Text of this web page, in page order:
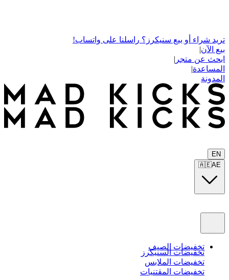
تريد شراء أو بيع سنيكرز؟ راسلنا على واتساب!
بيع الآن|
ابحث عن متجر |
المساعدة|
المدونة
EN
🇦🇪AE
تخفيضات الصيف
تخفيضات السنيكرز
تخفيضات الملابس
تخفيضات المقتنيات